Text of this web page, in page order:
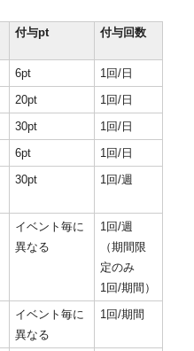
付与pt 付与回数
6pt
1回/日
20pt
1回/日
30pt
1回/日
6pt
1回/日
30pt 1回/週
イベント毎に
異なる
1回/週
（期間限
定のみ
1回/期間）
イベント毎に
異なる
1回/期間